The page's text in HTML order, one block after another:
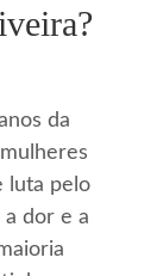
da
luta pelo
dor e a